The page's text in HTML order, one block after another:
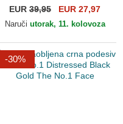
Distressed Black White The
No.1 Face
EUR 39,95 EUR 27,97
Naruči utorak, 11. kolovoza
-30%